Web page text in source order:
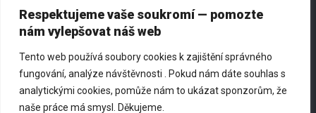
Respektujeme vaše soukromí — pomozte
nám vylepšovat náš web
Tento web používá soubory cookies k zajištění správného
fungování, analýze návštěvnosti . Pokud nám dáte souhlas s
analytickými cookies, pomůže nám to ukázat sponzorům, že
naše práce má smysl. Děkujeme.
Přátelé New Renato, z.s.
Dvořišťská 1244, 198 00 Praha 9
725 818 179
info@newrenato.org